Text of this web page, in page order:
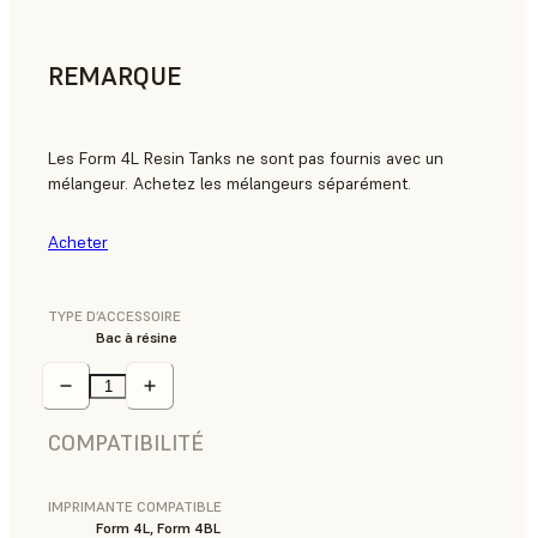
REMARQUE
Les Form 4L Resin Tanks ne sont pas fournis avec un
mélangeur. Achetez les mélangeurs séparément.
Acheter
TYPE D’ACCESSOIRE
Bac à résine
COMPATIBILITÉ
IMPRIMANTE COMPATIBLE
Form 4L, Form 4BL